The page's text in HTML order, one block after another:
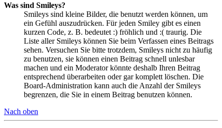
Was sind Smileys?
Smileys sind kleine Bilder, die benutzt werden können, um
ein Gefühl auszudrücken. Für jeden Smiley gibt es einen
kurzen Code, z. B. bedeutet :) fröhlich und :( traurig. Die
Liste aller Smileys können Sie beim Verfassen eines Beitrags
sehen. Versuchen Sie bitte trotzdem, Smileys nicht zu häufig
zu benutzen, sie können einen Beitrag schnell unlesbar
machen und ein Moderator könnte deshalb Ihren Beitrag
entsprechend überarbeiten oder gar komplett löschen. Die
Board-Administration kann auch die Anzahl der Smileys
begrenzen, die Sie in einem Beitrag benutzen können.
Nach oben